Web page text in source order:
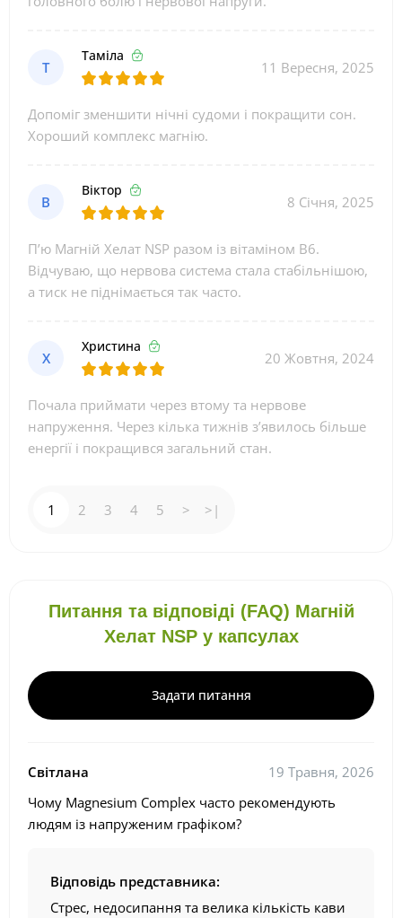
Т
Таміла
11 Вересня, 2025
Допоміг зменшити нічні судоми і покращити сон.
Хороший комплекс магнію.
В
Віктор
8 Січня, 2025
П’ю Магній Хелат NSP разом із вітаміном B6.
Відчуваю, що нервова система стала стабільнішою,
а тиск не піднімається так часто.
Х
Христина
20 Жовтня, 2024
Почала приймати через втому та нервове
напруження. Через кілька тижнів з’явилось більше
енергії і покращився загальний стан.
1 2 3 4 5 > >|
Питання та відповіді (FAQ) Магній
Хелат NSP у капсулах
Задати питання
Світлана
19 Травня, 2026
Чому Magnesium Complex часто рекомендують
людям із напруженим графіком?
Відповідь представника:
Стрес, недосипання та велика кількість кави